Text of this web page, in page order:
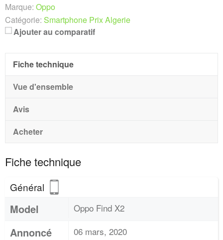
Marque: Oppo
Catégorie: Smartphone Prix Algerie
Ajouter au comparatif
Fiche technique
Vue d'ensemble
Avis
Acheter
Fiche technique
Général
Model Oppo Find X2
Annoncé 06 mars, 2020